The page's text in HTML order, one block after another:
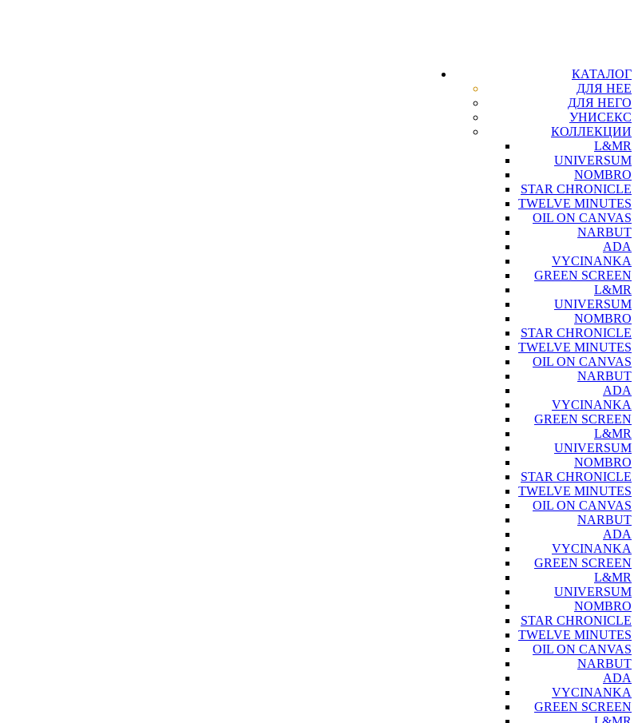
КАТАЛОГ
ДЛЯ НЕЕ
ДЛЯ НЕГО
УНИСЕКС
КОЛЛЕКЦИИ
L&MR
UNIVERSUM
NOMBRO
STAR CHRONICLE
TWELVE MINUTES
OIL ON CANVAS
NARBUT
ADA
VYCINANKA
GREEN SCREEN
L&MR
UNIVERSUM
NOMBRO
STAR CHRONICLE
TWELVE MINUTES
OIL ON CANVAS
NARBUT
ADA
VYCINANKA
GREEN SCREEN
L&MR
UNIVERSUM
NOMBRO
STAR CHRONICLE
TWELVE MINUTES
OIL ON CANVAS
NARBUT
ADA
VYCINANKA
GREEN SCREEN
L&MR
UNIVERSUM
NOMBRO
STAR CHRONICLE
TWELVE MINUTES
OIL ON CANVAS
NARBUT
ADA
VYCINANKA
GREEN SCREEN